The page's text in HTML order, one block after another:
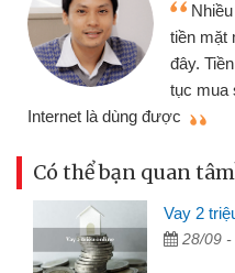
không mang
tiền nóng tại
là mình lại tiếp
điện thoại có
Có thể bạn quan
Vay 2
28/09